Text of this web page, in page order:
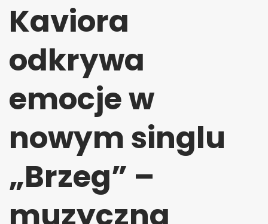
Kaviora
odkrywa
emocje w
nowym singlu
„Brzeg” –
muzyczna